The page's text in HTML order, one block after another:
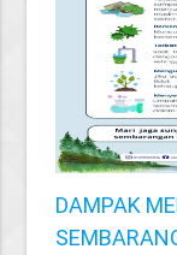
DAMPAK